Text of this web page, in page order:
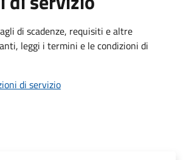
di scadenze, requisiti e altre
leggi i termini e le condizioni di
di servizio